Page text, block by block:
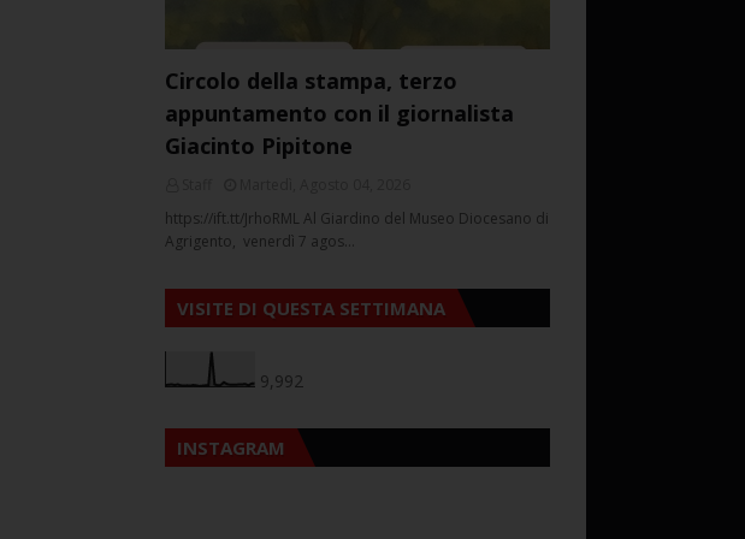
Circolo della stampa, terzo
appuntamento con il giornalista
Giacinto Pipitone
https://ift.tt/JrhoRML Al Giardino del Museo Diocesano di
Agrigento, venerdì 7 agos…
VISITE DI QUESTA SETTIMANA
9,992
INSTAGRAM